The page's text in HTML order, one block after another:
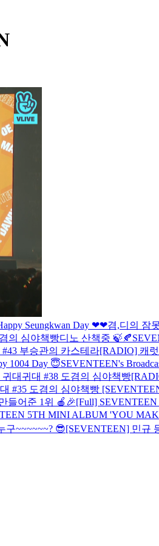
Seungkwan Day ❤❤겸,디의 잠
의 심야책빵디노 산책중 🍃🍂
부승관의 카스테라[RADIO] 캐
1004 Day 😇SEVENTEEN's
대귀대 #38 도겸의 심야책빵
#35 도겸의 심야책빵
들어준 1위 🍎🎉[Full]
5TH MINI ALBUM 'YOU
구~~~~~~? 😎[SEVENTEEN] 민규